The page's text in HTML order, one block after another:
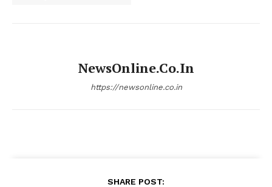
NewsOnline.co.in
https://newsonline.co.in
SHARE POST: